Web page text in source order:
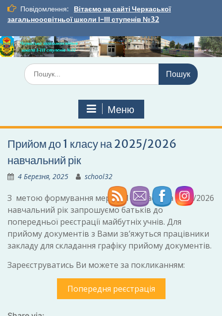
Перейти
вмісту
Повідомлення:
Вітаємо на сайті Черкаської
загальноосвітньої школи І-ІІІ ступенів №32
Шукати:
Меню
Прийом до 1 класу на 2025/2026
навчальний рік
4 Березня, 2025 school32
З метою формування мережі 1-х класів на 2025/2026
навчальний рік запрошуємо батьків до
попередньої реєстрації майбутніх учнів. Для
прийому документів з Вами зв’яжуться працівники
закладу для складання графіку прийому документів.
Зареєструватись Ви можете за покликанням:
Попередня реєстрація